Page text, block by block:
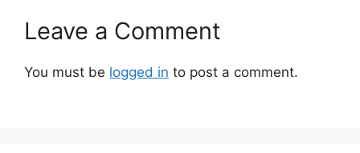
Leave a Comment
You must be logged in to post a comment.